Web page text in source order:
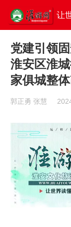
让
党建引领
淮安区淮
家俱城整
郭正勇 张慧